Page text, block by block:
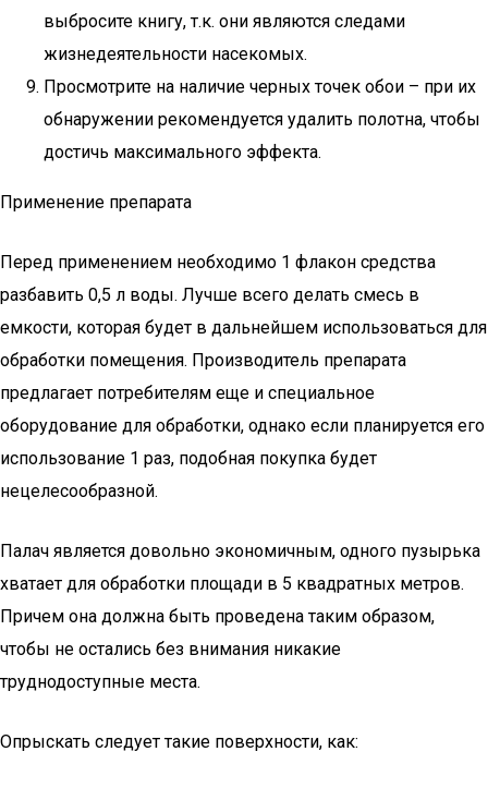
выбросите книгу, т.к. они являются следами
жизнедеятельности насекомых.
Просмотрите на наличие черных точек обои – при их
обнаружении рекомендуется удалить полотна, чтобы
достичь максимального эффекта.
Применение препарата
Перед применением необходимо 1 флакон средства
разбавить 0,5 л воды. Лучше всего делать смесь в
емкости, которая будет в дальнейшем использоваться для
обработки помещения. Производитель препарата
предлагает потребителям еще и специальное
оборудование для обработки, однако если планируется его
использование 1 раз, подобная покупка будет
нецелесообразной.
Палач является довольно экономичным, одного пузырька
хватает для обработки площади в 5 квадратных метров.
Причем она должна быть проведена таким образом,
чтобы не остались без внимания никакие
труднодоступные места.
Опрыскать следует такие поверхности, как: